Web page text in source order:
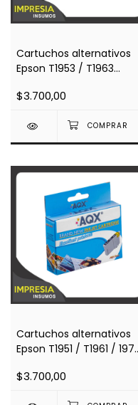
Cartuchos alternativos
Epson T1953 / T1963
211 / Xp401 / Xp201 /
$3.700,00
Cartuchos alternativos
Epson T1951 / T1961 / 1971
/ Xp401 / Xp201 / Xp411)
$3.700,00